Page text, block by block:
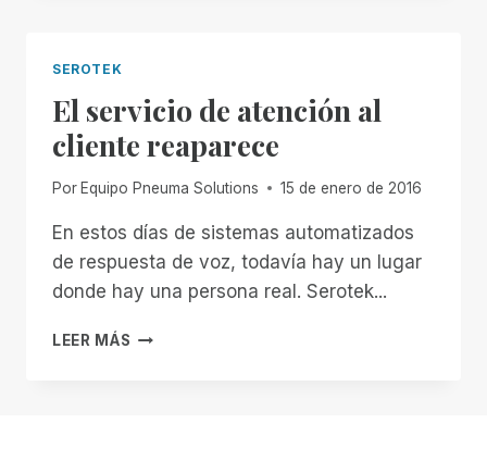
SU
GRAN
AVENTURA
SEROTEK
El servicio de atención al
cliente reaparece
Por Equipo Pneuma Solutions 15 de enero de 2016
En estos días de sistemas automatizados
de respuesta de voz, todavía hay un lugar
donde hay una persona real. Serotek...
LEER MÁS